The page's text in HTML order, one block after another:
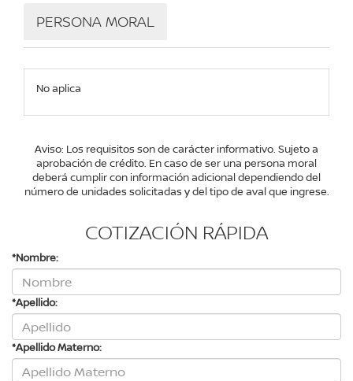
PERSONA MORAL
No aplica
Aviso: Los requisitos son de carácter informativo. Sujeto a
aprobación de crédito. En caso de ser una persona moral
deberá cumplir con información adicional dependiendo del
número de unidades solicitadas y del tipo de aval que ingrese.
COTIZACIÓN RÁPIDA
*Nombre:
*Apellido:
*Apellido Materno: